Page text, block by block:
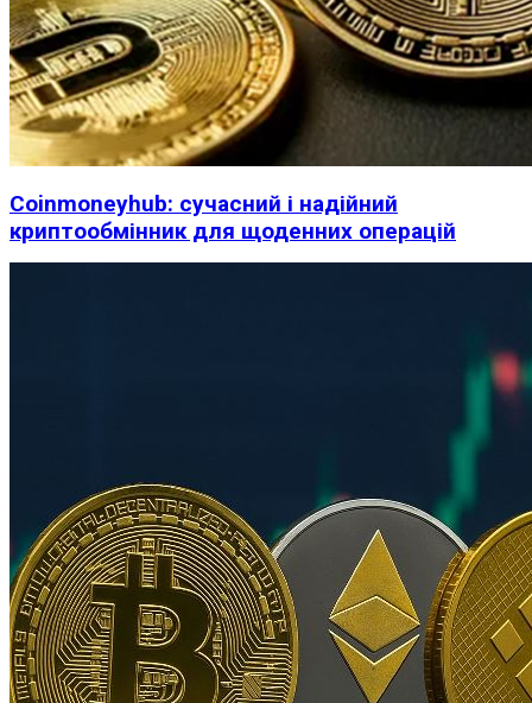
Coinmoneyhub: сучасний і надійний
криптообмінник для щоденних операцій